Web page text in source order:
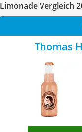
Limonade Vergleich
Thomas